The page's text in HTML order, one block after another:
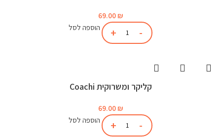
69.00 ₪
הוספה לסל
קליקר ומשרוקית Coachi
69.00 ₪
הוספה לסל